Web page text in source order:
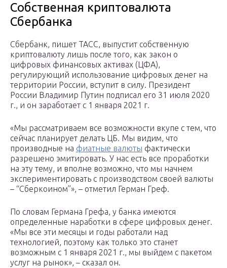
Собственная криптовалюта
Сбербанка
Сбербанк, пишет ТАСС, выпустит собственную
криптовалюту лишь после того, как закон о
цифровых финансовых активах (ЦФА),
регулирующий использование цифровых денег на
территории России, вступит в силу. Президент
России Владимир Путин подписал его 31 июля 2020
г., и он заработает с 1 января 2021 г.
«Мы рассматриваем все возможности вкупе с тем, что
сейчас планирует делать ЦБ. Мы видим, что
производные на фиатные валюты фактически
разрешено эмитировать. У нас есть все проработки
на эту тему, и вполне возможно, что мы начнем
экспериментировать с производством своей валюты
– “Сберкоином”», – отметил Герман Греф.
По словам Германа Грефа, у банка имеются
определенные наработки в сфере цифровых денег.
«Мы все эти месяцы и годы работали над
технологией, поэтому как только это станет
возможным с 1 января 2021 г., мы выйдем с пакетом
услуг на рынок», – сказал он.